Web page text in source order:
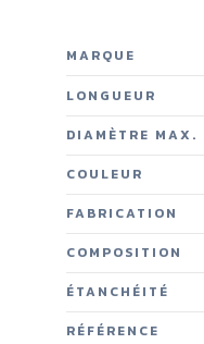
MARQUE
LONGUEUR
DIAMÈTRE MAX.
COULEUR
FABRICATION
COMPOSITION
ÉTANCHÉITÉ
RÉFÉRENCE